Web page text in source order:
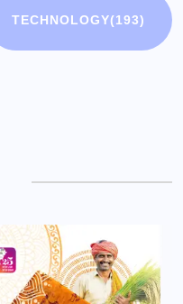
TECHNOLOGY(193)